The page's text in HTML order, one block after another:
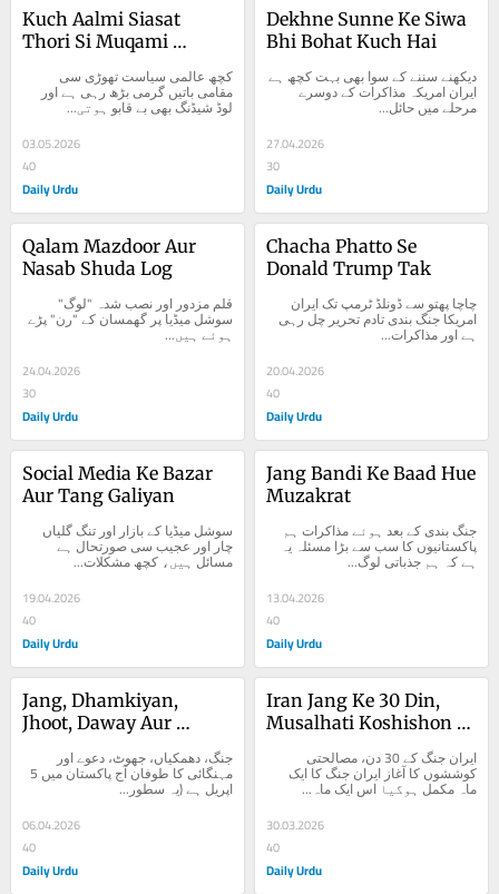
Kuch Aalmi Siasat
Thori Si Muqami
لوڈ شیڈنگ بھی بے قابو ہوتی...
03.05.2026
40
Daily Urdu
Dekhne Sunne Ke Siwa
Bhi Bohat Kuch Hai
ایران امریکہ مذاکرات کے دوسرے
مرحلے میں حائل...
27.04.2026
30
Daily Urdu
Qalam Mazdoor Aur
Nasab Shuda Log
ہوئے ہیں...
24.04.2026
30
Daily Urdu
Chacha Phatto Se
Donald Trump Tak
ہے اور مذاکرات...
20.04.2026
40
Daily Urdu
Social Media Ke Bazar
Aur Tang Galiyan
مسائل ہیں، کچھ مشکلات...
19.04.2026
40
Daily Urdu
Jang Bandi Ke Baad Hue
Muzakrat
ہے کہ ہم جذباتی لوگ...
13.04.2026
40
Daily Urdu
Jang, Dhamkiyan,
Jhoot, Daway Aur
اپریل ہے (یہ سطور...
06.04.2026
40
Daily Urdu
Iran Jang Ke 30 Din,
Musalhati Koshishon
ماہ مکمل ہوگیا اس ایک ماہ...
30.03.2026
40
Daily Urdu